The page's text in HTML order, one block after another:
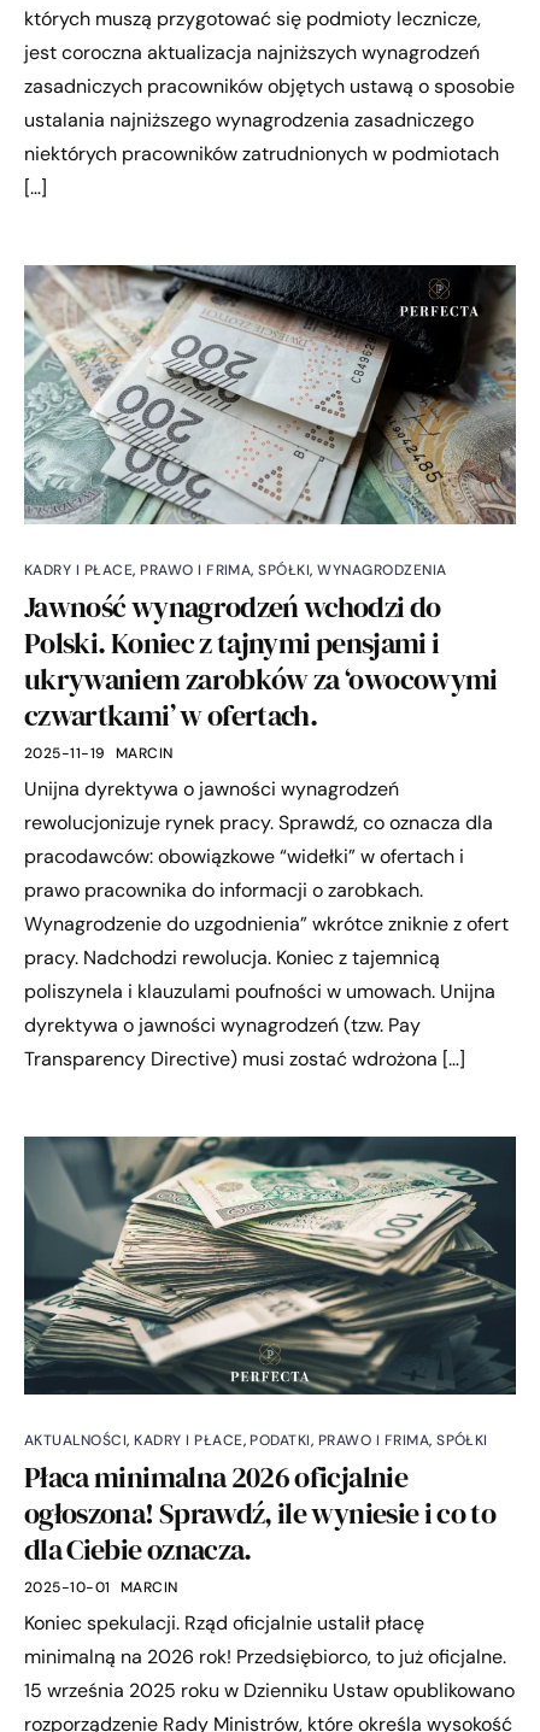
których muszą przygotować się podmioty lecznicze,
jest coroczna aktualizacja najniższych wynagrodzeń
zasadniczych pracowników objętych ustawą o sposobie
ustalania najniższego wynagrodzenia zasadniczego
niektórych pracowników zatrudnionych w podmiotach
[…]
KADRY I PŁACE,PRAWO I FRIMA,SPÓŁKI,WYNAGRODZENIA
Jawność wynagrodzeń wchodzi do
Polski. Koniec z tajnymi pensjami i
ukrywaniem zarobków za ‘owocowymi
czwartkami’ w ofertach.
2025-11-19 MARCIN
Unijna dyrektywa o jawności wynagrodzeń
rewolucjonizuje rynek pracy. Sprawdź, co oznacza dla
pracodawców: obowiązkowe “widełki” w ofertach i
prawo pracownika do informacji o zarobkach.
Wynagrodzenie do uzgodnienia” wkrótce zniknie z ofert
pracy. Nadchodzi rewolucja. Koniec z tajemnicą
poliszynela i klauzulami poufności w umowach. Unijna
dyrektywa o jawności wynagrodzeń (tzw. Pay
Transparency Directive) musi zostać wdrożona […]
AKTUALNOŚCI,KADRY I PŁACE,PODATKI, PRAWO I FRIMA,SPÓŁKI
Płaca minimalna 2026 oficjalnie
ogłoszona! Sprawdź, ile wyniesie i co to
dla Ciebie oznacza.
2025-10-01 MARCIN
Koniec spekulacji. Rząd oficjalnie ustalił płacę
minimalną na 2026 rok! Przedsiębiorco, to już oficjalne.
15 września 2025 roku w Dzienniku Ustaw opublikowano
rozporządzenie Rady Ministrów, które określa wysokość